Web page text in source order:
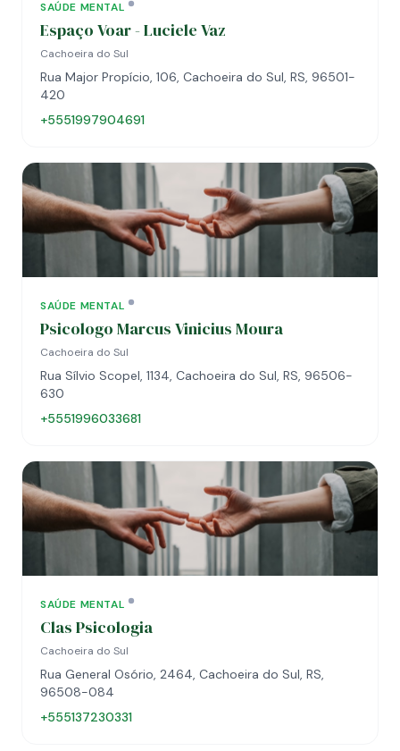
SAÚDE MENTAL
Espaço Voar - Luciele Vaz
Cachoeira do Sul
Rua Major Propício, 106, Cachoeira do Sul, RS, 96501-
420
+5551997904691
SAÚDE MENTAL
Psicologo Marcus Vinicius Moura
Cachoeira do Sul
Rua Sílvio Scopel, 1134, Cachoeira do Sul, RS, 96506-
630
+5551996033681
SAÚDE MENTAL
Clas Psicologia
Cachoeira do Sul
Rua General Osório, 2464, Cachoeira do Sul, RS,
96508-084
+555137230331